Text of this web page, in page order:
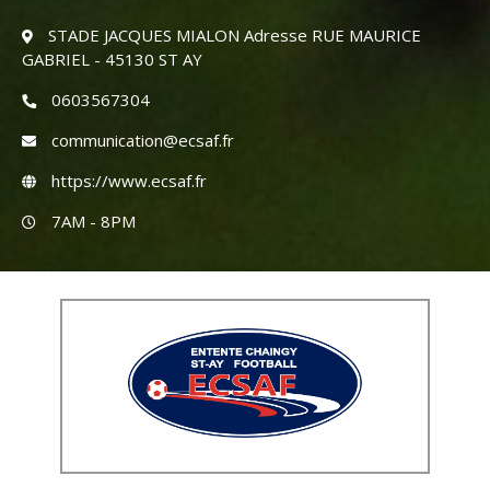
STADE JACQUES MIALON Adresse RUE MAURICE
GABRIEL - 45130 ST AY
0603567304
communication@ecsaf.fr
https://www.ecsaf.fr
7AM - 8PM